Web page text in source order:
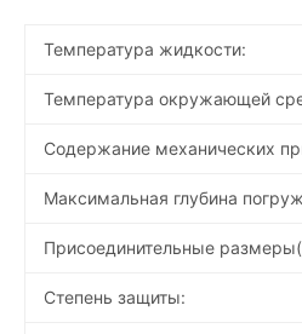
Температура жидкости:
Температура окружающей
Содержание механических
Максимальная глубина
Присоединительные
Степень защиты: